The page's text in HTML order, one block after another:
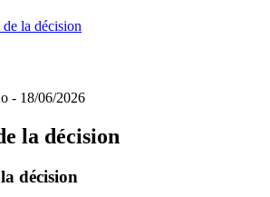
la décision
- 18/06/2026
la décision
décision